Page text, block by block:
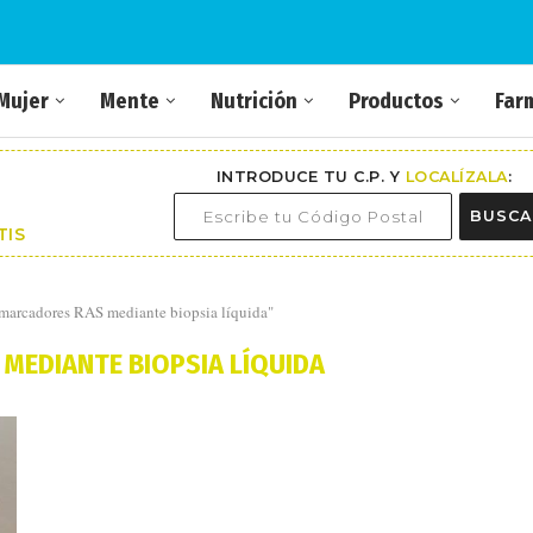
Mente Nutrición Productos
INTRODUCE TU C.P. Y LOCALÍZALA:
RAS mediante biopsia líquida"
BIOPSIA LÍQUIDA